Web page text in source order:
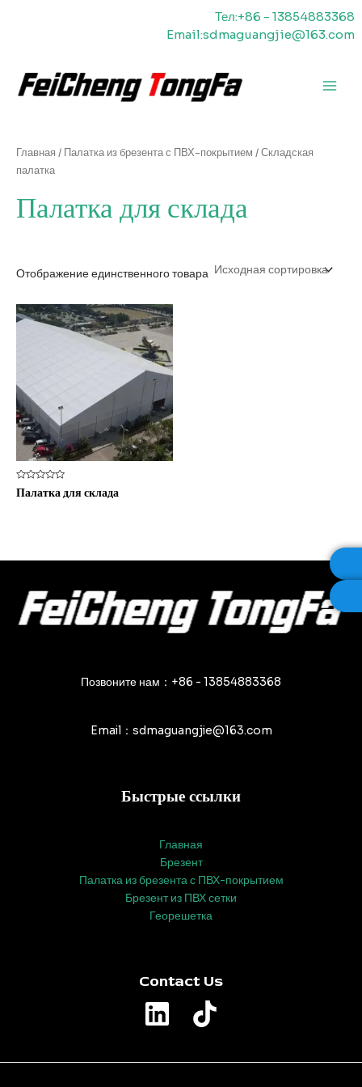
Тел:+86 - 13854883368
Email:sdmaguangjie@163.com
Главная / Палатка из брезента с ПВХ-покрытием / Складская
палатка
Палатка для склада
Отображение единственного товара
Оценка
0
Палатка для склада
Позвоните нам：+86 - 13854883368
Email：sdmaguangjie@163.com
Быстрые ссылки
Главная
Брезент
Палатка из брезента с ПВХ-покрытием
Брезент из ПВХ сетки
Георешетка
Contact Us